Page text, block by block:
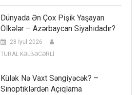
Dünyada Ən Çox Pişik Yaşayan
Ölkələr – Azərbaycan Siyahıdadır?
28 İyul 2026
TURAL KƏLBƏCƏRLİ
Külək Nə Vaxt Səngiyəcək? –
Sinoptiklərdən Açıqlama